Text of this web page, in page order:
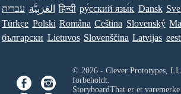
עברית العَرَبِيَّة हिन्दी ру́сский язы́к Dansk
Türkçe Polski Româna Ceština Slovenský
български Lietuvos Slovenščina Latvijas
© 2026 - Clever Prototypes,
forbeholdt.
StoryboardThat er et